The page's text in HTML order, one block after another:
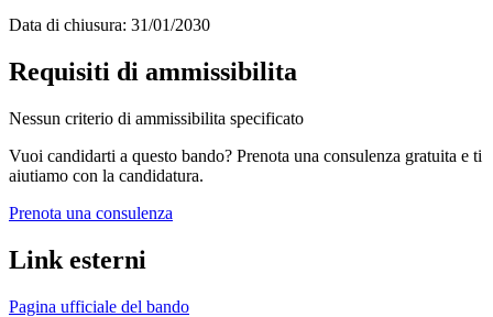
Data di chiusura: 31/01/2030
Requisiti di ammissibilita
Nessun criterio di ammissibilita specificato
Vuoi candidarti a questo bando? Prenota una consulenza gratuita e ti
aiutiamo con la candidatura.
Prenota una consulenza
Link esterni
Pagina ufficiale del bando